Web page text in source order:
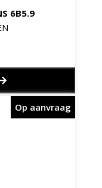
6B5.9
Op aanvraag